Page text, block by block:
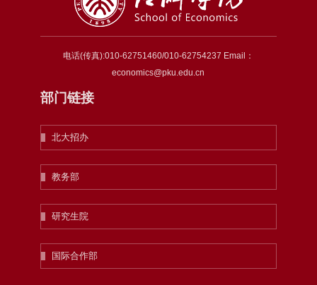
电话(传真):010-62751460/010-62754237 Email：
economics@pku.edu.cn
部门链接
北大招办
教务部
研究生院
国际合作部